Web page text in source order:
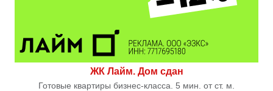
ЖК Лайм. Дом сдан
Готовые квартиры бизнес-класса. 5 мин. от ст. м.